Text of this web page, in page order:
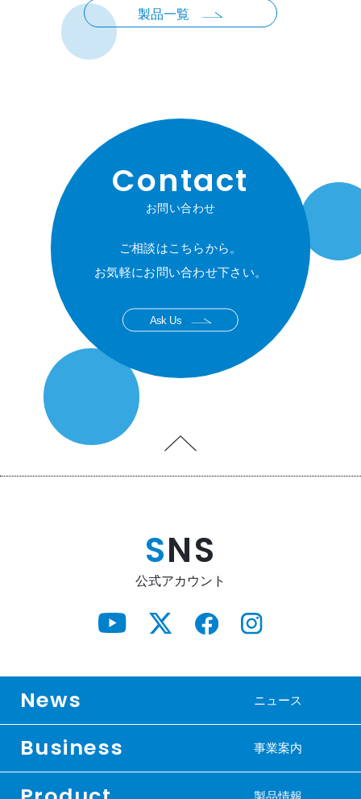
製品一覧
Contact
お問い合わせ
ご相談はこちらから。
お気軽にお問い合わせ下さい。
Ask Us
SNS
公式アカウント
News ニュース
Business 事業案内
製品情報